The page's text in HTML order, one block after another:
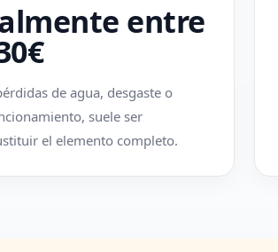
entre
de agua, desgaste o
suele ser
el elemento completo.